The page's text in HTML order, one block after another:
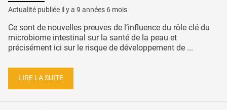
Actualité publiée il y a 9 années 6 mois
Ce sont de nouvelles preuves de l’influence du rôle clé du
microbiome intestinal sur la santé de la peau et
précisément ici sur le risque de développement de ...
LIRE LA SUITE